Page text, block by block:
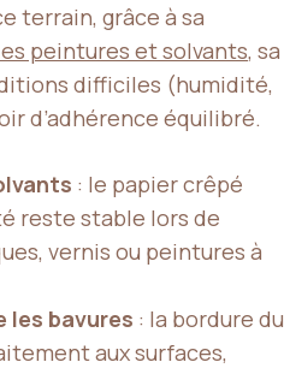
terrain, grâce à sa
peintures et solvants, sa
difficiles (humidité,
d’adhérence équilibré.
: le papier crêpé
reste stable lors de
vernis ou peintures à
bavures : la bordure du
aux surfaces,